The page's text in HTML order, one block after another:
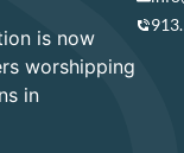
is now
worshipping
in